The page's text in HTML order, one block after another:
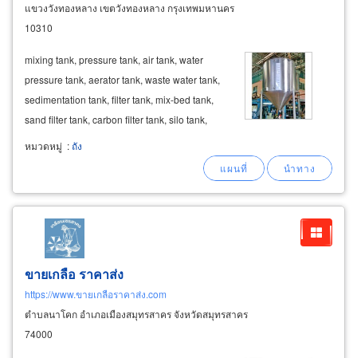
แขวงวังทองหลาง เขตวังทองหลาง กรุงเทพมหานคร
10310
mixing tank, pressure tank, air tank, water
pressure tank, aerator tank, waste water tank,
sedimentation tank, filter tank, mix-bed tank,
sand filter tank, carbon filter tank, silo tank,
hopper tank, vertical tank, horizontal tank,
conical tank, capsule tank, scrap tank, waste
หมวดหมู่ : ถัง
ขายเกลือ ราคาส่ง
https://www.ขายเกลือราคาส่ง.com
ตำบลนาโคก อำเภอเมืองสมุทรสาคร จังหวัดสมุทรสาคร
74000